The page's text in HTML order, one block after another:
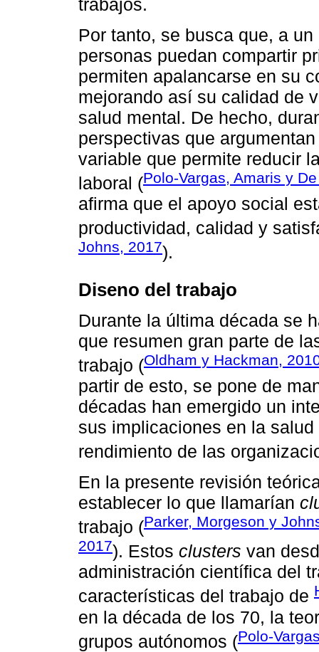
trabajos.
Por tanto, se busca que, a
personas puedan compartir
permiten apalancarse en su
mejorando así su calidad de
salud mental. De hecho,
perspectivas que
variable que permite reducir
laboral (Polo-Vargas, Amaris y
afirma que el apoyo social
productividad, calidad y
Johns, 2017).
Diseno del trabajo
Durante la última década se
que resumen gran parte de
trabajo (Oldham y Hackman,
partir de esto, se pone de
décadas han emergido un
sus implicaciones en la
rendimiento de las
En la presente revisión
establecer lo que llamarían
trabajo (Parker, Morgeson y
2017). Estos clusters van
administración científica del
características del trabajo de
en la década de los 70, la
grupos autónomos (Polo-